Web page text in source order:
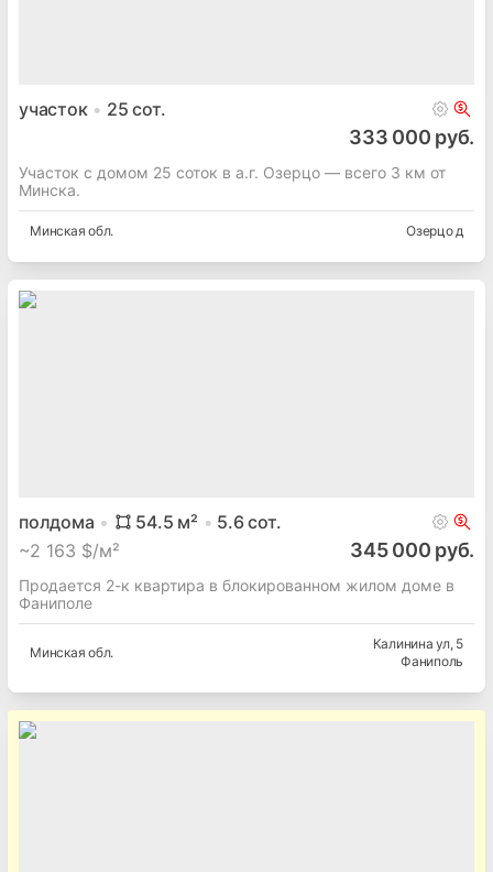
участок 25 сот.
333 000 руб.
Участок с домом 25 соток в а.г. Озерцо — всего 3 км от
Минска.
Минская обл. Озерцо д
полдома 54.5 м² 5.6сот.
~2 163 $/м² 345 000 руб.
Продается 2-к квартира в блокированном жилом доме в
Фаниполе
Минская обл.
Калинина ул, 5
Фаниполь